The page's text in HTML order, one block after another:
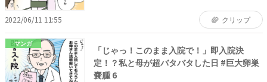
2022/06/11 11:55 クリップ
マンガ
「じゃっ！このまま入院で！」即入院決
定！？私と母が超バタバタした日 #巨大卵巣
嚢腫 6